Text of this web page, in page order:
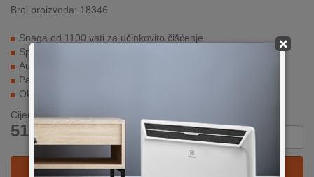
×
Broj proizvoda: 18346
Snaga od 1100 vati za učinkovito čišćenje
Spremnik od 25 litara od nehrđajućeg čelika
Automatski prekidač za priključivanje električnih alata
Patentirana tehnologija uklanjanja filtera
Okretni prekidač za podešavanje snage usisavanja
Cijena:
519,90KM
DODAJ U KORPU